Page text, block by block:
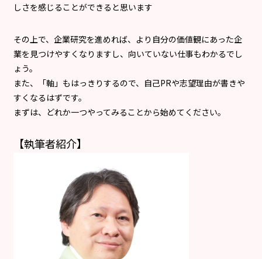
しさを感じることができると思います
その上で、企業研究を進めれば、より自分の価値観にあった企
業を見つけやすくなりますし、向いていない仕事もわかるでし
ょう。
また、「軸」もはっきりするので、自己PRや志望理由が書きや
すくなるはずです。
まずは、どれか一つやってみることから始めてください。
【執筆者紹介】